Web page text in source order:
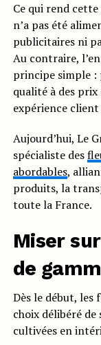
Ce qui rend cette
n’a pas été
publicitaires ni
Au contraire,
principe simple :
qualité à des
expérience
Aujourd’hui, Le
spécialiste des
abordables,
produits, la
toute la France.
Miser
de
Dès le début, les
choix délibéré de
cultivées en